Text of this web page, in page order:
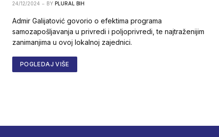
24/12/2024 BY PLURAL BIH
Admir Galijatović govorio o efektima programa
samozapošljavanja u privredi i poljoprivredi, te najtraženijim
zanimanjima u ovoj lokalnoj zajednici.
POGLEDAJ VIŠE